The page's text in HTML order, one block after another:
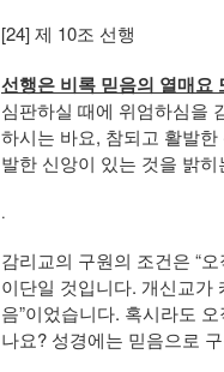
[24] 제 10조 선행
선행은 비록 믿음의 열매요
심판하실 때에 위엄하심을
하시는 바요, 참되고 활발
발한 신앙이 있는 것을 밝히
.
감리교의 구원의 조건은 “
이단일 것입니다. 개신교가
음”이었습니다. 혹시라도
나요? 성경에는 믿음으로